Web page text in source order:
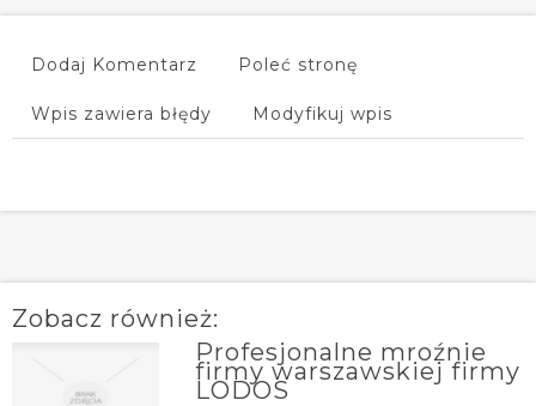
Dodaj Komentarz Poleć stronę
Wpis zawiera błędy Modyfikuj wpis
Zobacz również:
Profesjonalne mroźnie
firmy warszawskiej firmy
LODOS